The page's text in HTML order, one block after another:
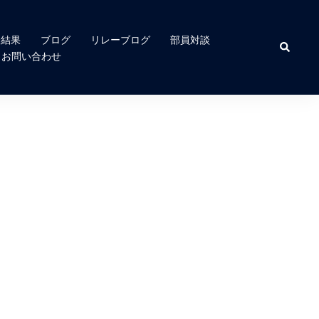
果 ブログ リレーブログ
部員対談
お問い合わせ
検
索